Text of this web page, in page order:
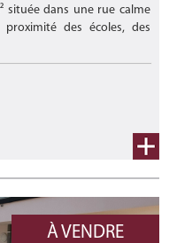
située dans une rue calme
des écoles, des
Elle offre à ses
À VENDRE